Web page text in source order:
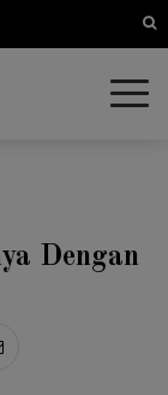
Dengan
whatsapp
Share via email